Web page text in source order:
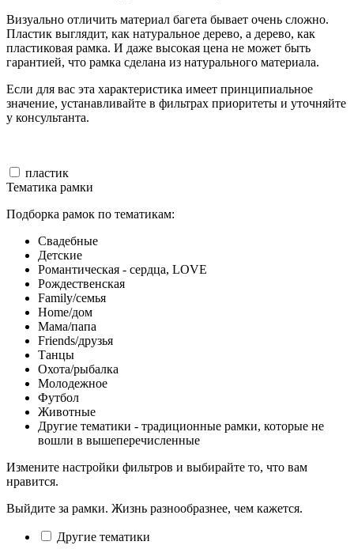
Визуально отличить материал багета бывает очень сложно.
Пластик выглядит, как натуральное дерево, а дерево, как
пластиковая рамка. И даже высокая цена не может быть
гарантией, что рамка сделана из натурального материала.
Если для вас эта характеристика имеет принципиальное
значение, устанавливайте в фильтрах приоритеты и уточняйте
у консультанта.
пластик
Тематика рамки
Подборка рамок по тематикам:
Свадебные
Детские
Романтическая - сердца, LOVE
Рождественская
Family/семья
Home/дом
Мама/папа
Friends/друзья
Танцы
Охота/рыбалка
Молодежное
Футбол
Животные
Другие тематики - традиционные рамки, которые не
вошли в вышеперечисленные
Измените настройки фильтров и выбирайте то, что вам
нравится.
Выйдите за рамки. Жизнь разнообразнее, чем кажется.
Другие тематики